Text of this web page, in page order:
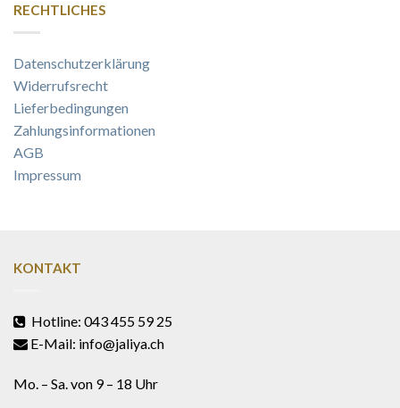
RECHTLICHES
Datenschutzerklärung
Widerrufsrecht
Lieferbedingungen
Zahlungsinformationen
AGB
Impressum
KONTAKT
Hotline: 043 455 59 25
E-Mail: info@jaliya.ch
Mo. – Sa. von 9 – 18 Uhr